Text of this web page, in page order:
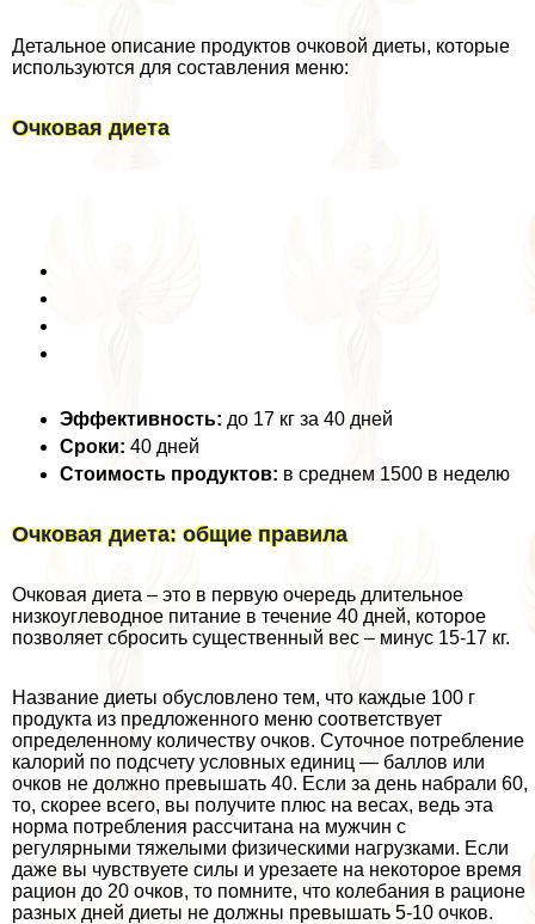
Детальное описание продуктов очковой диеты, которые
используются для составления меню:
Очковая диета
Эффективность: до 17 кг за 40 дней
Сроки: 40 дней
Стоимость продуктов: в среднем 1500 в неделю
Очковая диета: общие правила
Очковая диета – это в первую очередь длительное
низкоуглеводное питание в течение 40 дней, которое
позволяет сбросить существенный вес – минус 15-17 кг.
Название диеты обусловлено тем, что каждые 100 г
продукта из предложенного меню соответствует
определенному количеству очков. Суточное потрeбление
калорий по подсчету условных единиц — баллов или
очков не должно превышать 40. Если за день набрали 60,
то, скорее всего, вы получите плюс на весах, ведь эта
норма потрeбления рассчитана на мужчин с
регулярными тяжелыми физическими нагрузками. Если
даже вы чувствуете силы и урезаете на некоторое время
рацион до 20 очков, то помните, что колебания в рационе
разных дней диеты не должны превышать 5-10 очков.